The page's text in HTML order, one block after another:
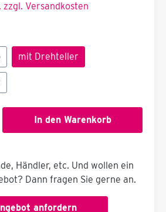
zzgl. Versandkosten
mit Drehteller
In den Warenkorb
Händler, etc. Und wollen ein
Dann fragen Sie gerne an.
anfordern